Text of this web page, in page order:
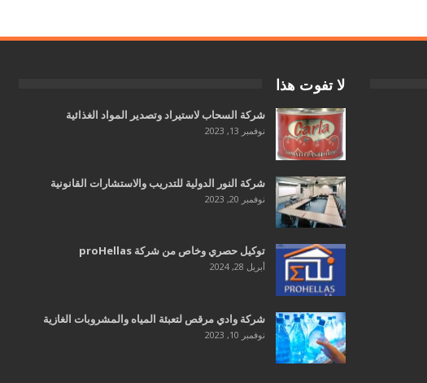
لا تفوت هذا
شركة السحاب لاستيراد وتصدير المواد الغذائية
نوفمبر 13, 2023
شركة النور الدولية للتدريب والاستشارات القانونية
نوفمبر 20, 2023
توكيل حصري وخاص من شركة proHellas
أبريل 28, 2024
شركة وادي مرقص لتعبئة المياه والمشروبات الغازية
نوفمبر 10, 2023